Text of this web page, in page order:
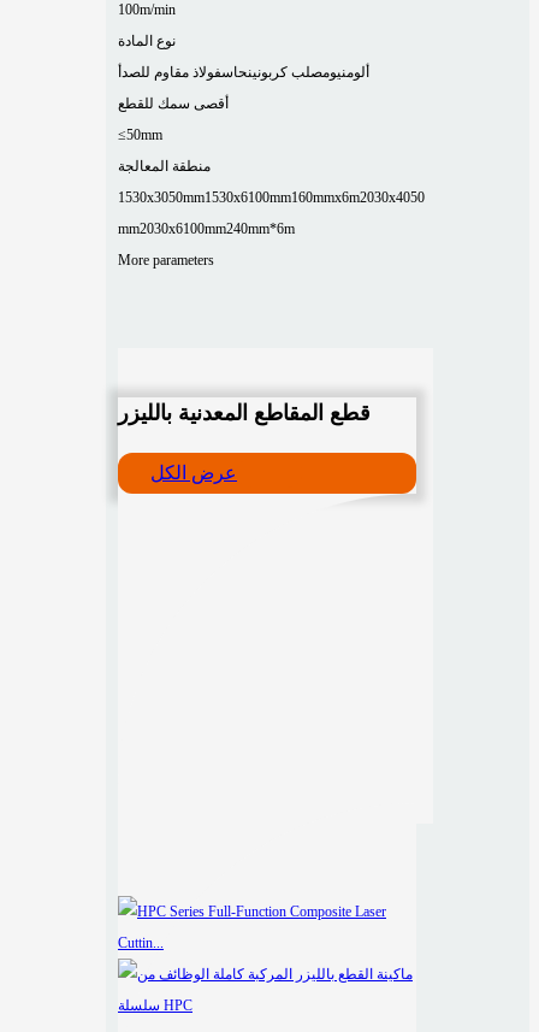
100m/min
نوع المادة
ألومنيومصلب كربونينحاسفولاذ مقاوم للصدأ
أقصى سمك للقطع
≤50mm
منطقة المعالجة
1530x3050mm1530x6100mm160mmx6m2030x4050
mm2030x6100mm240mm*6m
More parameters
قطع المقاطع المعدنية بالليزر
عرض الكل